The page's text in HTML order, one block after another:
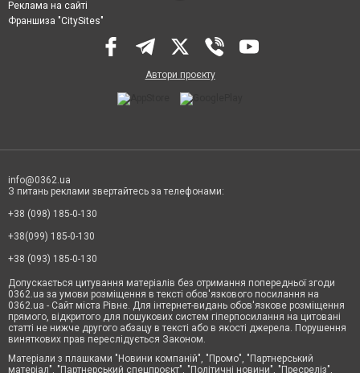
Реклама на сайті
Франшиза "CitySites"
Автори проєкту
info@0362.ua
З питань реклами звертайтесь за телефонами:
+38 (098) 185-0-130
+38(099) 185-0-130
+38 (093) 185-0-130
Допускається цитування матеріалів без отримання попередньої згоди
0362.ua за умови розміщення в тексті обов'язкового посилання на
0362.ua - Сайт міста Рівне. Для інтернет-видань обов'язкове розміщення
прямого, відкритого для пошукових систем гіперпосилання на цитовані
статті не нижче другого абзацу в тексті або в якості джерела. Порушення
виняткових прав переслідується Законом.
Матеріали з плашками "Новини компаній", "Промо", "Партнерський
матеріал", "Партнерський спецпроєкт", "Політичні новини", "Пресреліз",